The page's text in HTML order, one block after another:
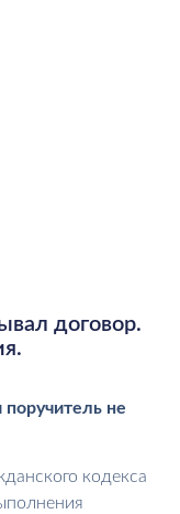
договор.
поручитель не
кодекса